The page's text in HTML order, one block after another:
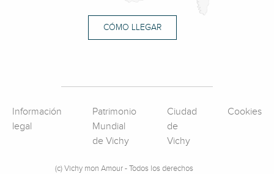
CÓMO LLEGAR
Información
legal
Patrimonio
Mundial
de Vichy
Ciudad
de
Vichy
Cookies
(c) Vichy mon Amour - Todos los derechos